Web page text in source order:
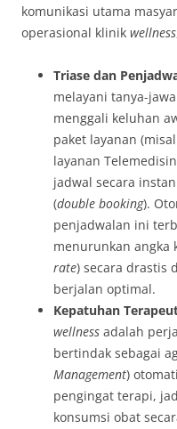
komunikasi utama
operasional klinik wellness
Triase dan
melayani tanya-
menggali keluhan
paket layanan
layanan
jadwal secara
(double booking).
penjadwalan ini
menurunkan angka
rate) secara drastis
berjalan optimal.
Kepatuhan
wellness adalah
bertindak sebagai
Management)
pengingat terapi,
konsumsi obat